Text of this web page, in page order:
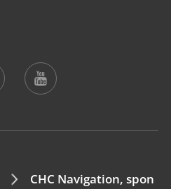
CHC Navigation, spon